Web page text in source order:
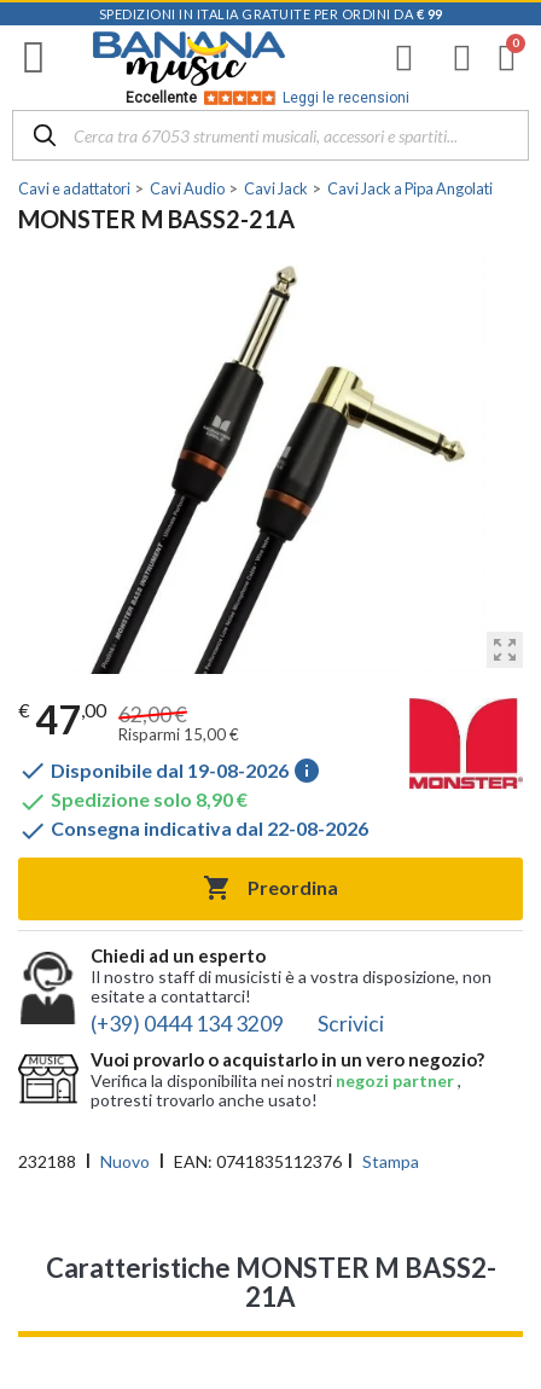
SPEDIZIONI IN ITALIA GRATUITE PER ORDINI DA € 99
Eccellente Leggi le recensioni
Cavi e adattatori Cavi Audio Cavi Jack Cavi Jack a Pipa Angolati
MONSTER M BASS2-21A
zoom_out_map
€ 47,00 62,00 €
Risparmi 15,00 €
 Disponibile dal 19-08-2026 info
 Spedizione solo 8,90 €
 Consegna indicativa dal 22-08-2026
 Preordina
Chiedi ad un esperto
Il nostro staff di musicisti è a vostra disposizione, non
esitate a contattarci!
(+39) 0444 134 3209 Scrivici
Vuoi provarlo o acquistarlo in un vero negozio?
Verifica la disponibilita nei nostri negozi partner,
potresti trovarlo anche usato!
232188 Nuovo EAN: 0741835112376 Stampa
Caratteristiche MONSTER M BASS2-
21A